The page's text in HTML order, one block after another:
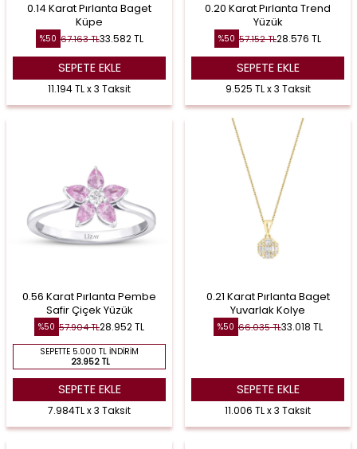
0.14 Karat Pırlanta Baget
Küpe
%50 67.163TL33.582TL
SEPETE EKLE
11.194 TL x 3 Taksit
0.20 Karat Pırlanta Trend
Yüzük
%50 57.152TL28.576 TL
SEPETE EKLE
9.525 TL x 3 Taksit
0.56 Karat Pırlanta Pembe
Safir Çiçek Yüzük
%50 57.904TL28.952TL
SEPETTE 5.000 TL İNDIRIM
23.952 TL
SEPETE EKLE
7.984TL x 3 Taksit
0.21 Karat Pırlanta Baget
Yuvarlak Kolye
%50 66.035TL33.018 TL
SEPETE EKLE
11.006 TL x 3 Taksit